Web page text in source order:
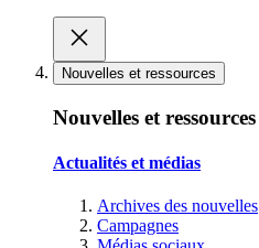
Nouvelles et ressources
Nouvelles et ressources
Actualités et médias
Archives des nouvelles
Campagnes